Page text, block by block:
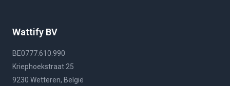
Wattify BV
BE0777.610.990
Kriephoekstraat 25
9230 Wetteren, België